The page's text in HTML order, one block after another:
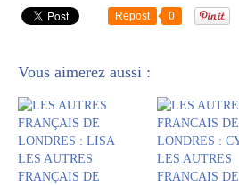
Repost 0
Vous aimerez aussi :
LES AUTRES
FRANÇAIS DE
LES AUTRES
FRANCAIS DE